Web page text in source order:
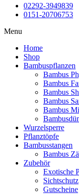
02292-3949839
0151-20706753
Menu
Home
Shop
Bambuspflanzen
Bambus
Bambus
Bambus
Bambus
Bambus
Wurzelsperre
Pflanztöpfe
Bambusstangen
Bambus
Zubehör
Exotische
Sichtschutz
Gutscheine